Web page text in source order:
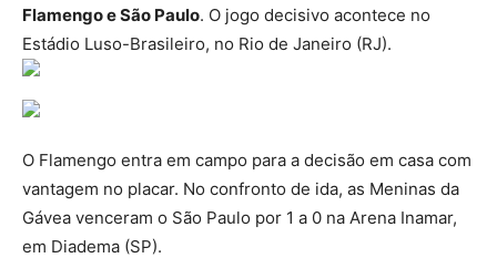
Flamengo e São Paulo. O jogo decisivo acontece no
Estádio Luso-Brasileiro, no Rio de Janeiro (RJ).
O Flamengo entra em campo para a decisão em casa com
vantagem no placar. No confronto de ida, as Meninas da
Gávea venceram o São Paulo por 1 a 0 na Arena Inamar,
em Diadema (SP).